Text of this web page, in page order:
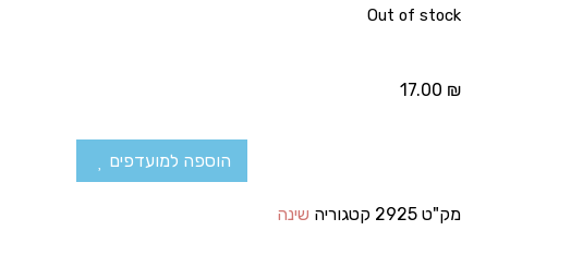
Out of stock
17.00 ₪
הוספה למועדפים
מק"ט 2925 קטגוריה שינה